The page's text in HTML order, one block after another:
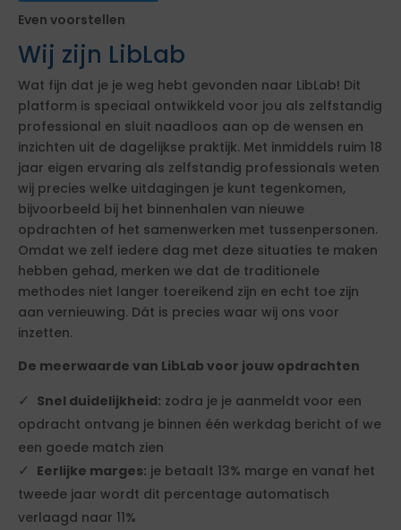
Even voorstellen
Wij zijn LibLab
Wat fijn dat je je weg hebt gevonden naar LibLab! Dit
platform is speciaal ontwikkeld voor jou als zelfstandig
professional en sluit naadloos aan op de wensen en
inzichten uit de dagelijkse praktijk. Met inmiddels ruim 18
jaar eigen ervaring als zelfstandig professionals weten
wij precies welke uitdagingen je kunt tegenkomen,
bijvoorbeeld bij het binnenhalen van nieuwe
opdrachten of het samenwerken met tussenpersonen.
Omdat we zelf iedere dag met deze situaties te maken
hebben gehad, merken we dat de traditionele
methodes niet langer toereikend zijn en echt toe zijn
aan vernieuwing. Dát is precies waar wij ons voor
inzetten.
De meerwaarde van LibLab voor jouw opdrachten
Snel duidelijkheid: zodra je je aanmeldt voor een
opdracht ontvang je binnen één werkdag bericht of we
een goede match zien
Eerlijke marges: je betaalt 13% marge en vanaf het
tweede jaar wordt dit percentage automatisch
verlaagd naar 11%